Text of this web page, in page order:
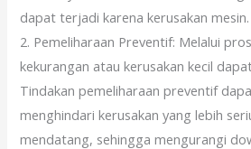
dapat terjadi karena kerusakan mesin.
2. Pemeliharaan Preventif: Melalui
kekurangan atau kerusakan kecil
Tindakan pemeliharaan preventif
menghindari kerusakan yang lebih
mendatang, sehingga mengurangi